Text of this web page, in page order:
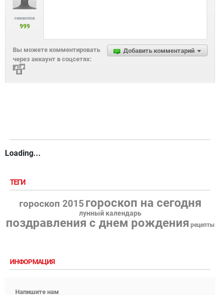
символов
999
Добавить комментарий
Вы можете комментировать
через аккаунт в соцсетях:
Loading...
ТЕГИ
гороскоп 2015 гороскоп на сегодня
лунный календарь
поздравления с днем рождения рецепты
ИНФОРМАЦИЯ
Напишите нам